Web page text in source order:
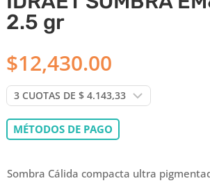
2.5 gr
$12,430.00
MÉTODOS DE PAGO
Sombra Cálida compacta ultra